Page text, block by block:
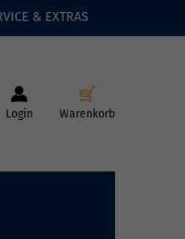
& EXTRAS
Login Warenkorb